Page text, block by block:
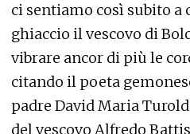
ci sentiamo così subito a
ghiaccio il vescovo di
vibrare ancor di più le
citando il poeta
padre David Maria
del vescovo Alfredo